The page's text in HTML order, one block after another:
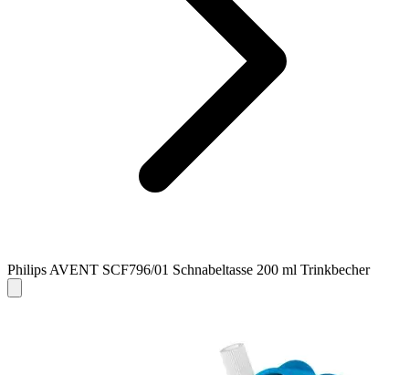
Philips AVENT SCF796/01 Schnabeltasse 200 ml Trinkbecher